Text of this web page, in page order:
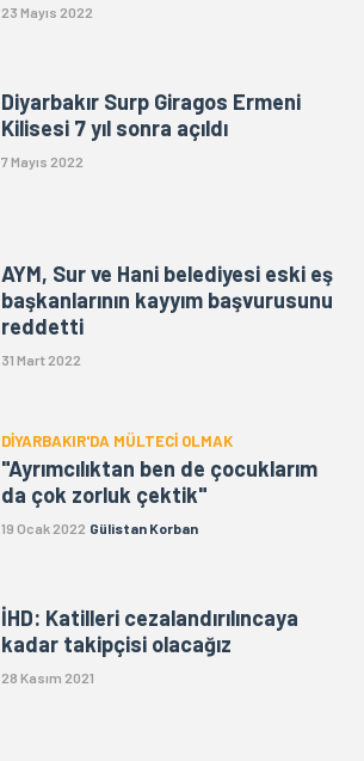
23 Mayıs 2022
Diyarbakır Surp Giragos Ermeni
Kilisesi 7 yıl sonra açıldı
7 Mayıs 2022
AYM, Sur ve Hani belediyesi eski eş
başkanlarının kayyım başvurusunu
reddetti
31 Mart 2022
DİYARBAKIR'DA MÜLTECİ OLMAK
"Ayrımcılıktan ben de çocuklarım
da çok zorluk çektik"
19 Ocak 2022 Gülistan Korban
İHD: Katilleri cezalandırılıncaya
kadar takipçisi olacağız
28 Kasım 2021